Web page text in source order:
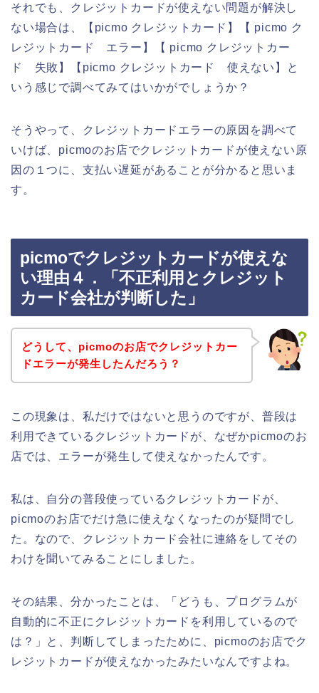
それでも、クレジットカードが使えない問題が解決し
ない場合は、【picmo クレジットカード】【 picmo ク
レジットカード エラー】【 picmo クレジットカー
ド 失敗】【picmo クレジットカード 使えない】と
いう感じで調べてみてはいかがでしょうか？
そうやって、クレジットカードエラーの原因を調べて
いけば、picmoのお店でクレジットカードが使えない原
因の１つに、支払い遅延があることが分かると思いま
す。
picmoでクレジットカードが使えな
い理由４．「不正利用とクレジット
カード会社が判断した」
どうして、picmoのお店でクレジットカー
ドエラーが発生したんだろう？
この現象は、私だけではないと思うのですが、普段は
利用できているクレジットカードが、なぜかpicmoのお
店では、エラーが発生して使えなかったんです。
私は、自分の普段使っているクレジットカードが、
picmoのお店でだけ急に使えなくなったのが疑問でし
た。なので、クレジットカード会社に連絡をしてその
わけを聞いてみることにしました。
その結果、分かったことは、「どうも、プログラムが
自動的に不正にクレジットカードを利用しているので
は？」と、判断してしまったために、picmoのお店でク
レジットカードが使えなかったみたいなんですよね。